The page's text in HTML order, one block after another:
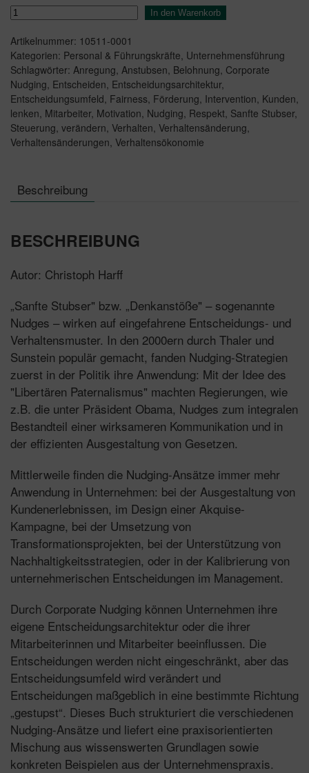
Corporate
Menge
In den Warenkorb
Artikelnummer: 10511-0001
Kategorien: Personal & Führungskräfte Unternehmensführung
Schlagwörter: Anregung Anstubsen Belohnung Corporate
Nudging Entscheiden Entscheidungsarchitektur,
Entscheidungsumfeld Fairness Förderung Intervention Kunden
lenken Mitarbeiter, Motivation Nudging Respekt Sanfte Stubser,
Steuerung verändern Verhalten Verhaltensänderung
Verhaltensänderungen Verhaltensökonomie
Beschreibung
BESCHREIBUNG
Autor: Christoph Harff
„Sanfte Stubser" bzw. „Denkanstöße" – sogenannte
Nudges – wirken auf eingefahrene Entscheidungs- und
Verhaltensmuster. In den 2000ern durch Thaler und
Sunstein populär gemacht, fanden Nudging-Strategien
zuerst in der Politik ihre Anwendung: Mit der Idee des
"Libertären Paternalismus" machten Regierungen, wie
z.B. die unter Präsident Obama, Nudges zum integralen
Bestandteil einer wirksameren Kommunikation und in
der effizienten Ausgestaltung von Gesetzen.​​
Mittlerweile finden die Nudging-Ansätze immer mehr
Anwendung in Unternehmen: bei der Ausgestaltung von
Kundenerlebnissen, im Design einer Akquise-
Kampagne, bei der Umsetzung von
Transformationsprojekten, bei der Unterstützung von
Nachhaltigkeitsstrategien, oder in der Kalibrierung von
unternehmerischen Entscheidungen im Management.​​
Durch Corporate Nudging können Unternehmen ihre
eigene Entscheidungsarchitektur oder die ihrer
Mitarbeiterinnen und Mitarbeiter beeinflussen. Die
Entscheidungen werden nicht eingeschränkt, aber das
Entscheidungsumfeld wird verändert und
Entscheidungen maßgeblich in eine bestimmte Richtung
„gestupst“. Dieses Buch strukturiert die verschiedenen
Nudging-Ansätze und liefert eine praxisorientierten
Mischung aus wissenswerten Grundlagen sowie
konkreten Beispielen aus der Unternehmenspraxis.